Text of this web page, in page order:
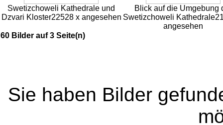
Swetizchoweli Kathedrale und
Dzvari Kloster22528 x angesehen
Blick auf die Umgebung
Swetizchoweli Kathedrale
angesehen
60 Bilder auf 3 Seite(n)
Sie haben Bilder